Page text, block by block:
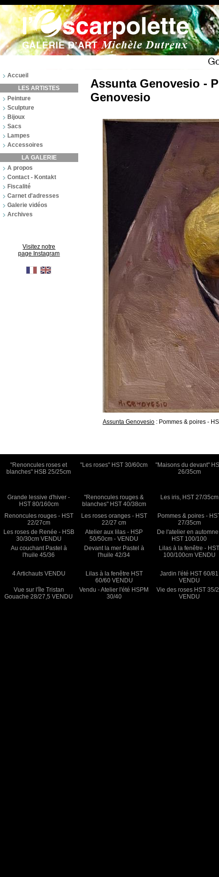
Accueil
LES ARTISTES
Peinture
Sculpture
Bijoux
Sacs
Lampes
Accessoires
LA GALERIE
A propos
Contact - Kontakt
Fiscalité
Carnet d'adresses
Galerie vidéos
Archives
Visitez notre
page Instagram
Assunta Genovesio -
Genovesio
Assunta Genovesio : Pommes & poires -
"Renoncules roses et
blanches" HSB 25/25cm
"Les roses" HST 30/60cm
"Maisons du devant"
26/35cm
Grande lessive d'hiver -
HST 80/160cm
"Renoncules rouges &
blanches" HST 40/38cm
Les iris, HST 27/35cm
Renoncules rouges - HST
22/27cm
Les roses oranges - HST
22/27 cm
Pommes & poires -
27/35cm
Les roses de Renée - HSB
30/30cm VENDU
Atelier aux lilas - HSP
50/50cm - VENDU
De l'atelier en
HST 100/100
Au couchant Pastel à
l'huile 45/36
Devant la mer Pastel à
l'huile 42/34
Lilas à la fenêtre -
100/100cm VENDU
4 Artichauts VENDU
Lilas à la fenêtre HST
60/60 VENDU
Jardin l'été HST 60/81
VENDU
Vue sur l'île Tristan
Gouache 28/27,5 VENDU
Vendu - Atelier l'été HSPM
30/40
Vie des roses HST 35/
VENDU